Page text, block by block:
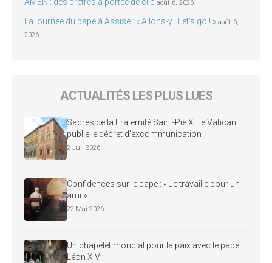
août 6, 2026
La journée du pape à Assise : « Allons-y ! Let’s go ! » août 6,
2026
ACTUALITÉS LES PLUS LUES
Sacres de la Fraternité Saint-Pie X : le Vatican
publie le décret d’excommunication
2 Juil 2026
Confidences sur le pape : « Je travaille pour un
ami »
22 Mai 2026
Un chapelet mondial pour la paix avec le pape
Léon XIV